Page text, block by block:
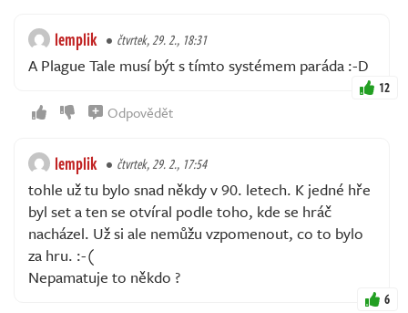
lemplik čtvrtek, 29. 2., 18:31
A Plague Tale musí být s tímto systémem paráda :-D
12
Odpovědět
lemplik čtvrtek, 29. 2., 17:54
tohle už tu bylo snad někdy v 90. letech. K jedné hře
byl set a ten se otvíral podle toho, kde se hráč
nacházel. Už si ale nemůžu vzpomenout, co to bylo
za hru. :-(
Nepamatuje to někdo ?
6